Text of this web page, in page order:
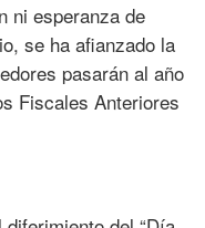
ni esperanza de
se ha afianzado la
pasarán al año
Fiscales Anteriores